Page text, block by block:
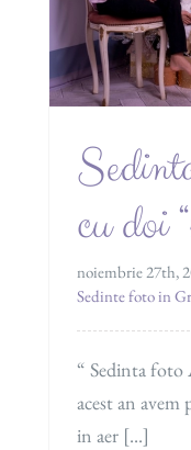
cu doi
noiembrie 27th,
Sedinte foto in
“ Sedinta foto
acest an avem
in aer [...]